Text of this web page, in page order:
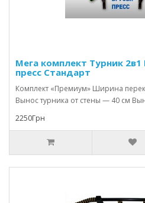
Мега комплект Турник
пресс Стандарт
Комплект «Премиум» Ширина
Вынос турника от стены — 40 см
2250Грн